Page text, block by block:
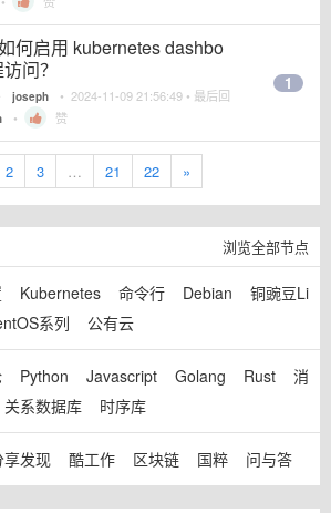
何启用 kubernetes dashbo
问？
joseph • 2024-11-09 21:56:49 • 最后回
• 赞
1
2 3 … 21 22 »
浏览全部节点
Kubernetes 命令行 Debian
铜豌豆Li
系列 公有云
Python Javascript Golang Rust
消
关系数据库 时序库
享发现 酷工作 区块链 国粹 问与答